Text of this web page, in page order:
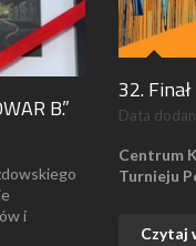
32.
Data
Centrum
Turnieju
Czytaj
B.”
i